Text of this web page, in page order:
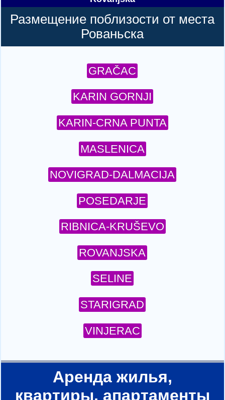
Размещение поблизости от места
Рованьска
GRAČAC
KARIN GORNJI
KARIN-CRNA PUNTA
MASLENICA
NOVIGRAD-DALMACIJA
POSEDARJE
RIBNICA-KRUŠEVO
ROVANJSKA
SELINE
STARIGRAD
VINJERAC
Аренда жилья,
квартиры, апартаменты